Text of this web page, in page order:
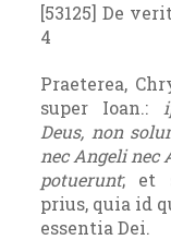
[53125] De
4
Praeterea,
super Ioan.:
Deus, non
nec Angeli nec
potuerunt; et
prius, quia id
essentia Dei.